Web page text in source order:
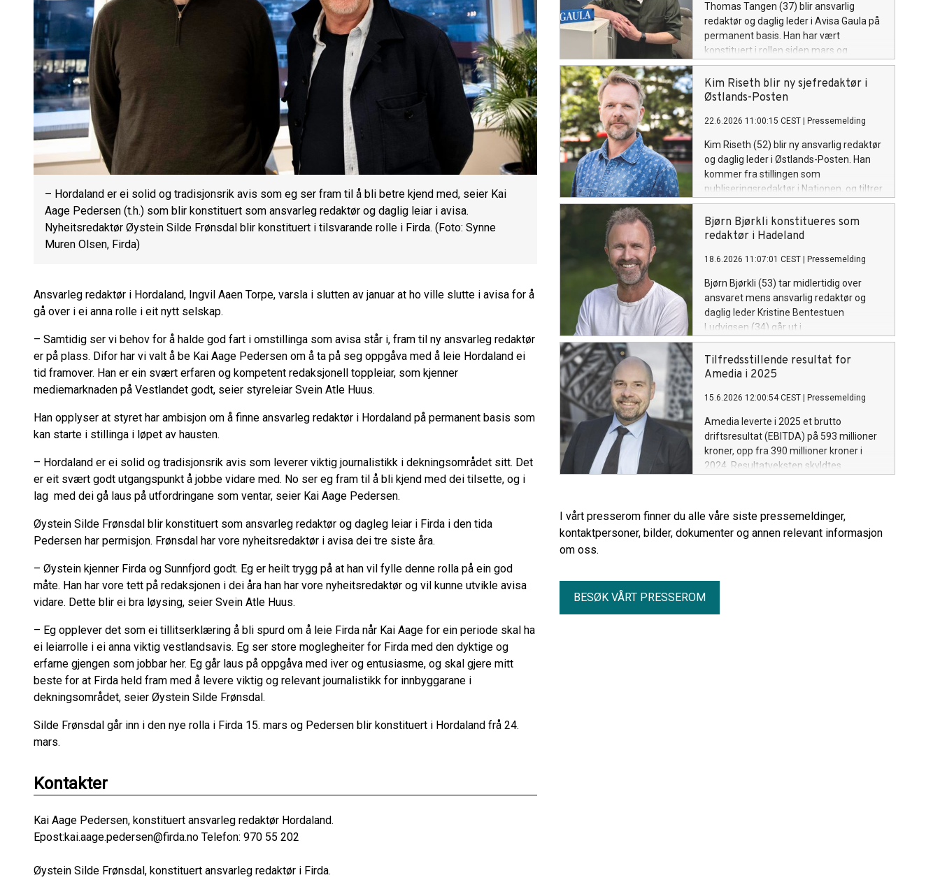
– Hordaland er ei solid og tradisjonsrik avis som eg ser fram til å bli betre kjend med, seier Kai
Aage Pedersen (t.h.) som blir konstituert som ansvarleg redaktør og daglig leiar i avisa.
Nyheitsredaktør Øystein Silde Frønsdal blir konstituert i tilsvarande rolle i Firda. (Foto: Synne
Muren Olsen, Firda)
Ansvarleg redaktør i Hordaland, Ingvil Aaen Torpe, varsla i slutten av januar at ho ville slutte i avisa for å
gå over i ei anna rolle i eit nytt selskap.
– Samtidig ser vi behov for å halde god fart i omstillinga som avisa står i, fram til ny ansvarleg redaktør
er på plass. Difor har vi valt å be Kai Aage Pedersen om å ta på seg oppgåva med å leie Hordaland ei
tid framover. Han er ein svært erfaren og kompetent redaksjonell toppleiar, som kjenner
mediemarknaden på Vestlandet godt, seier styreleiar Svein Atle Huus.
Han opplyser at styret har ambisjon om å finne ansvarleg redaktør i Hordaland på permanent basis som
kan starte i stillinga i løpet av hausten.
– Hordaland er ei solid og tradisjonsrik avis som leverer viktig journalistikk i dekningsområdet sitt. Det
er eit svært godt utgangspunkt å jobbe vidare med. No ser eg fram til å bli kjend med dei tilsette, og i
lag med dei gå laus på utfordringane som ventar, seier Kai Aage Pedersen.
Øystein Silde Frønsdal blir konstituert som ansvarleg redaktør og dagleg leiar i Firda i den tida
Pedersen har permisjon. Frønsdal har vore nyheitsredaktør i avisa dei tre siste åra.
– Øystein kjenner Firda og Sunnfjord godt. Eg er heilt trygg på at han vil fylle denne rolla på ein god
måte. Han har vore tett på redaksjonen i dei åra han har vore nyheitsredaktør og vil kunne utvikle avisa
vidare. Dette blir ei bra løysing, seier Svein Atle Huus.
– Eg opplever det som ei tillitserklæring å bli spurd om å leie Firda når Kai Aage for ein periode skal ha
ei leiarrolle i ei anna viktig vestlandsavis. Eg ser store moglegheiter for Firda med den dyktige og
erfarne gjengen som jobbar her. Eg går laus på oppgåva med iver og entusiasme, og skal gjere mitt
beste for at Firda held fram med å levere viktig og relevant journalistikk for innbyggarane i
dekningsområdet, seier Øystein Silde Frønsdal.
Silde Frønsdal går inn i den nye rolla i Firda 15. mars og Pedersen blir konstituert i Hordaland frå 24.
mars.
Kontakter
Kai Aage Pedersen, konstituert ansvarleg redaktør Hordaland.
Epost:kai.aage.pedersen@firda.no Telefon: 970 55 202
Øystein Silde Frønsdal, konstituert ansvarleg redaktør i Firda.
Thomas Tangen (37) blir ansvarlig
redaktør og daglig leder i Avisa Gaula på
permanent basis. Han har vært
konstituert i rollen siden mars og
kommer fra Trondheims-avisa Nidaros.
Kim Riseth blir ny sjefredaktør i
Østlands-Posten
22.6.2026 11:00:15 CEST Pressemelding
Kim Riseth (52) blir ny ansvarlig redaktør
og daglig leder i Østlands-Posten. Han
kommer fra stillingen som
publiseringsredaktør i Nationen, og tiltrer
ved månedsskiftet september/oktober.
Bjørn Bjørkli konstitueres som
redaktør i Hadeland
18.6.2026 11:07:01 CEST Pressemelding
Bjørn Bjørkli (53) tar midlertidig over
ansvaret mens ansvarlig redaktør og
daglig leder Kristine Bentestuen
Ludvigsen (34) går ut i
foreldrepermisjon.
Tilfredsstillende resultat for
Amedia i 2025
15.6.2026 12:00:54 CEST Pressemelding
Amedia leverte i 2025 et brutto
driftsresultat (EBITDA) på 593 millioner
kroner, opp fra 390 millioner kroner i
2024. Resultatveksten skyldtes
abonnementsvekst, god digital
annonseutvikling og lavere kostnader til
papirprodukter i den norske
I vårt presserom finner du alle våre siste pressemeldinger,
kontaktpersoner, bilder, dokumenter og annen relevant informasjon
om oss.
BESØK VÅRT PRESSEROM